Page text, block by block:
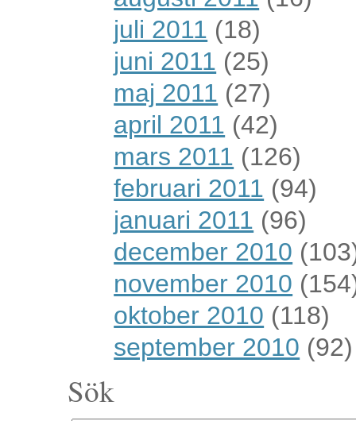
juli 2011 (18)
juni 2011 (25)
maj 2011 (27)
april 2011 (42)
mars 2011 (126)
februari 2011 (94)
januari 2011 (96)
december 2010
november 2010
oktober 2010 (118)
september 2010 (92)
Sök